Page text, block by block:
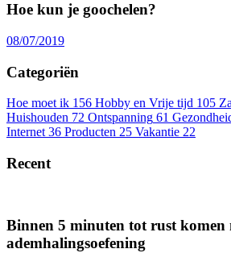
Hoe kun je goochelen?
08/07/2019
Categoriën
Hoe moet ik 156 Hobby en Vrije tijd 105
Huishouden 72 Ontspanning 61
Internet 36 Producten 25 Vakantie 22
Recent
Binnen 5 minuten tot rust komen
ademhalingsoefening